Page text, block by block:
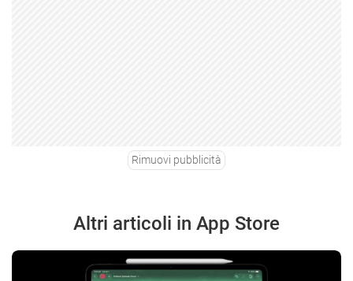
Rimuovi pubblicità
Altri articoli in App Store